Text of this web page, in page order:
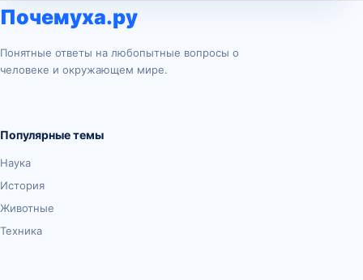
Почемуха.ру
Понятные ответы на любопытные вопросы о
человеке и окружающем мире.
Популярные темы
Наука
История
Животные
Техника